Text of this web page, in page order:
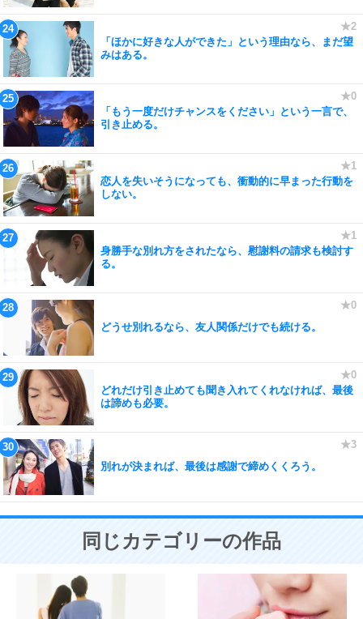
「ほかに好きな人ができた」という理由なら、まだ望
みはある。
「もう一度だけチャンスをください」という一言で、
引き止める。
恋人を失いそうになっても、衝動的に早まった行動を
しない。
身勝手な別れ方をされたなら、慰謝料の請求も検討す
る。
どうせ別れるなら、友人関係だけでも続ける。
どれだけ引き止めても聞き入れてくれなければ、最後
は諦めも必要。
別れが決まれば、最後は感謝で締めくくろう。
同じカテゴリーの作品